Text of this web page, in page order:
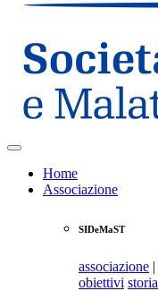
Home
Associazione
SIDeMaST
associazione |
obiettivi storia